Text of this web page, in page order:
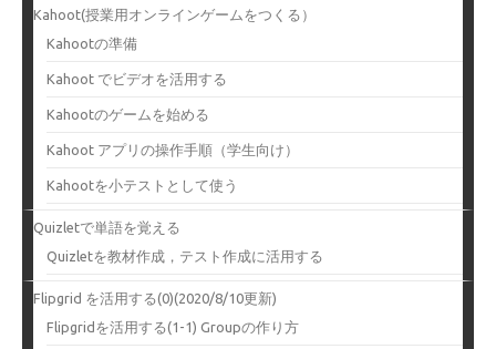
Kahoot(授業用オンラインゲームをつくる）
Kahootの準備
Kahoot でビデオを活用する
Kahootのゲームを始める
Kahoot アプリの操作手順（学生向け）
Kahootを小テストとして使う
Quizletで単語を覚える
Quizletを教材作成，テスト作成に活用する
Flipgrid を活用する(0)(2020/8/10更新)
Flipgridを活用する(1-1) Groupの作り方